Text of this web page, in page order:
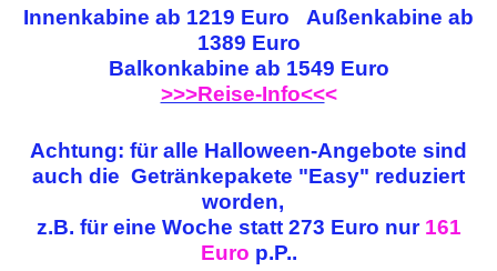
Innenkabine ab 1219 Euro Außenkabine ab
1389 Euro
Balkonkabine ab 1549 Euro
>>>Reise-Info<<<
Achtung: für alle Halloween-Angebote sind
auch die Getränkepakete "Easy" reduziert
worden,
z.B. für eine Woche statt 273 Euro nur 161
Euro p.P..